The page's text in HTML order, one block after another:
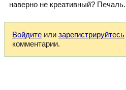
наверно не креативный? Печаль.
Войдите или зарегистрируйтесь
комментарии.